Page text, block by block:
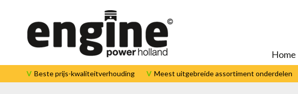
Home
Beste prijs-kwaliteitverhouding Meest uitgebreide assortiment onderdelen